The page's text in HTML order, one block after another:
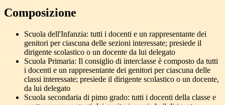
Composizione
Scuola dell'Infanzia: tutti i docenti e un rappresentante dei
genitori per ciascuna delle sezioni interessate; presiede il
dirigente scolastico o un docente da lui delegato
Scuola Primaria: Il consiglio di interclasse è composto da tutti
i docenti e un rappresentante dei genitori per ciascuna delle
classi interessate; presiede il dirigente scolastico o un docente,
da lui delegato
Scuola secondaria di pimo grado: tutti i docenti della classe e